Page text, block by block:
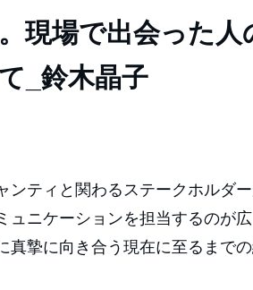
現場で出会った人
_鈴木晶子
ンティと関わるステークホルダ
ュニケーションを担当するのが広
真摯に向き合う現在に至るまで